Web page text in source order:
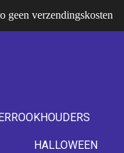
geen verzendingskosten
HALLOWEEN